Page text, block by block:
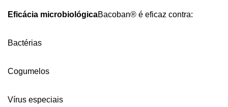
Eficácia microbiológicaBacoban® é eficaz contra:
Bactérias
Cogumelos
Vírus especiais